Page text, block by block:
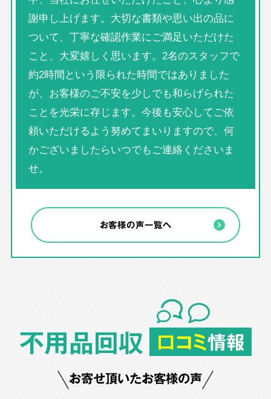
謝申し上げます。大切な書類や思い出の品に
ついて、丁寧な確認作業にご満足いただけた
こと、大変嬉しく思います。2名のスタッフで
約2時間という限られた時間ではありました
が、お客様のご不安を少しでも和らげられた
ことを光栄に存じます。今後も安心してご依
頼いただけるよう努めてまいりますので、何
かございましたらいつでもご連絡くださいま
せ。
お客様の声一覧へ
不用品回収 口コミ情報
お寄せ頂いたお客様の声